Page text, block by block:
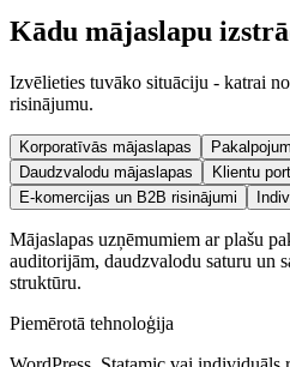
Kādu mājaslapu
Izvēlieties tuvāko situāciju - katrai
risinājumu.
Korporatīvās mājaslapas
Daudzvalodu mājaslapas
Klientu
E-komercijas un B2B risinājumi
Mājaslapas uzņēmumiem ar plašu
auditorijām, daudzvalodu saturu un
struktūru.
Piemērotā tehnoloģija